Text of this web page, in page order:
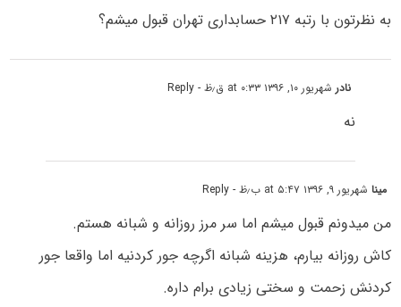
به نظرتون با رتبه ۲۱۷ حسابداری تهران قبول میشم؟
نادرشهریور ۱۰, ۱۳۹۶ at ۰:۳۳ ق٫ظ - Reply
نه
میناشهریور ۹, ۱۳۹۶ at ۵:۴۷ ب٫ظ - Reply
من میدونم قبول میشم اما سر مرز روزانه و شبانه هستم.
کاش روزانه بیارم، هزینه شبانه اگرچه جور کردنیه اما واقعا جور
کردنش زحمت و سختی زیادی برام داره.